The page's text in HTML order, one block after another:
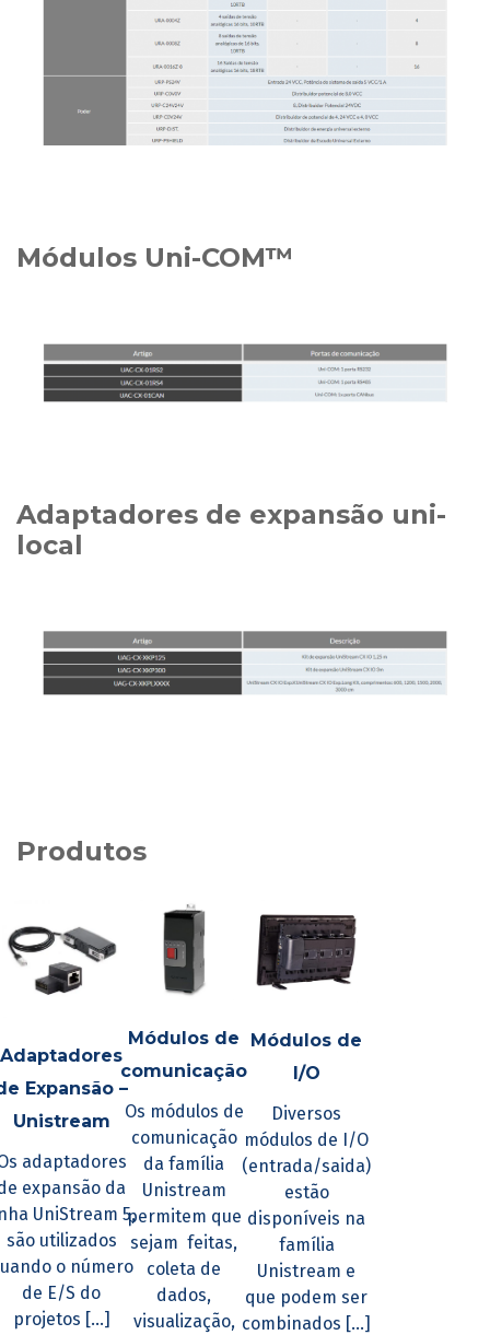
Módulos Uni-COM™
Adaptadores de expansão uni-
local
Produtos
Adaptadores
Expansão –
Unistream
adaptadores
expansão da
UniStream 5,
são utilizados
o número
de E/S do
projetos [...]
Módulos de
comunicação
Os módulos de
comunicação
da família
Unistream
permitem que
sejam feitas,
coleta de
dados,
visualização,
Módulos de
I/O
Diversos
módulos de I/O
(entrada/saida)
estão
disponíveis na
família
Unistream e
que podem ser
combinados [...]